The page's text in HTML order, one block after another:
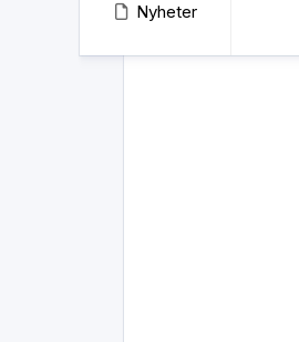
Nyheter